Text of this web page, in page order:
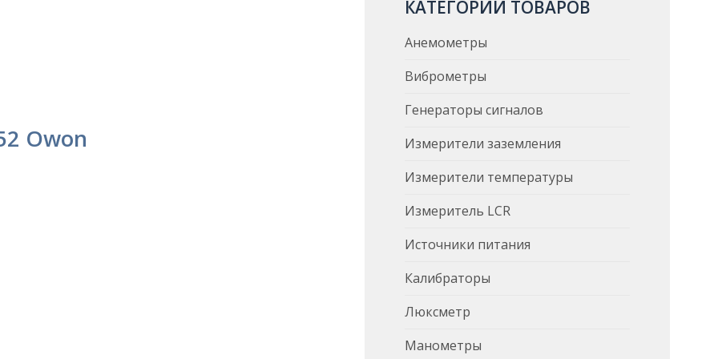
Owon
КАТЕГОРИИ ТОВАРОВ
Анемометры
Виброметры
Генераторы сигналов
Измерители заземления
Измерители температуры
Измеритель LCR
Источники питания
Калибраторы
Люксметр
Манометры